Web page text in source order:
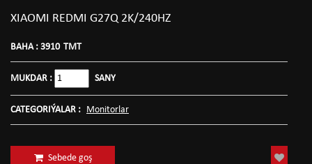
XIAOMI REDMI G27Q 2K/240HZ
BAHA : 3910 TMT
MUKDAR : SANY
CATEGORIÝALAR : Monitorlar
Sebede goş